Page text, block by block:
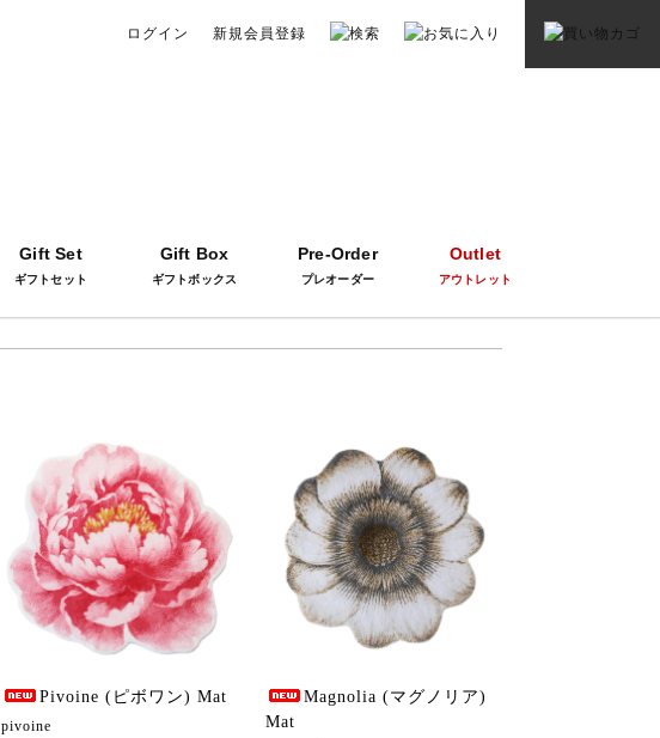
ログイン 新規会員登録
Gift Set
ギフトセット
Gift Box
ギフトボックス
Pre-Order
プレオーダー
Outlet
アウトレット
Pivoine (ピボワン) Mat
pivoine
Magnolia (マグノリア)
Mat